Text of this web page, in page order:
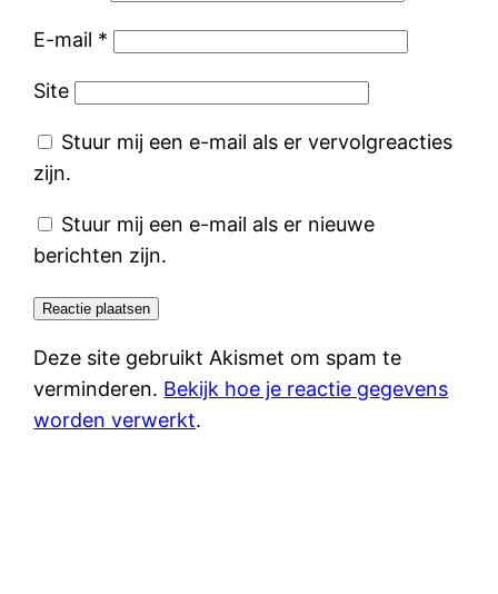
E-mail *
Site
Stuur mij een e-mail als er vervolgreacties
zijn.
Stuur mij een e-mail als er nieuwe
berichten zijn.
Deze site gebruikt Akismet om spam te
verminderen. Bekijk hoe je reactie gegevens
worden verwerkt.